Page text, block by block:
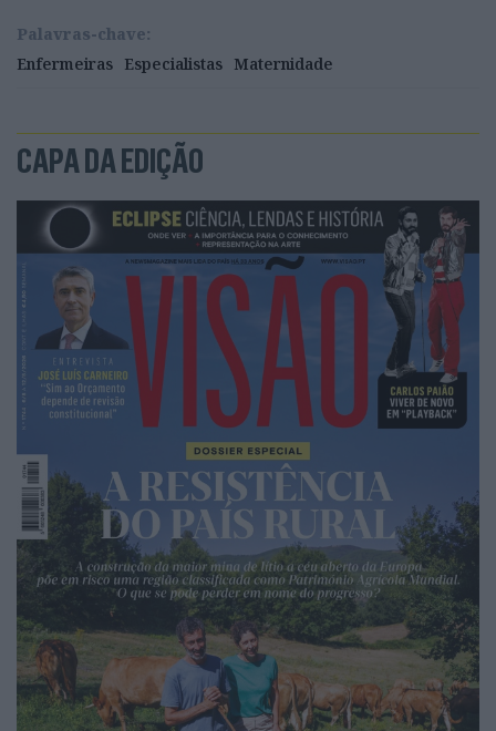
Palavras-chave:
Enfermeiras Especialistas Maternidade
CAPA DA EDIÇÃO